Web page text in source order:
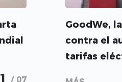
/ 07
GoodWe,
contra el
tarifas